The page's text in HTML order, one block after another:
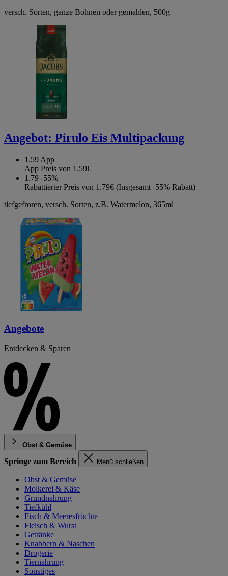
versch. Sorten, ganze Bohnen oder gemahlen, 500g
Angebot: Pirulo Eis Multipackung
1.59 App
App Preis von 1.59€
1.79 -55%
Rabattierter Preis von 1.79€ (Insgesamt -55% Rabatt)
tiefgefroren, versch. Sorten, z.B. Watermelon, 365ml
Angebote
Entdecken & Sparen
Obst & Gemüse
Springe zum Bereich Menü schließen
Obst & Gemüse
Molkerei & Käse
Grundnahrung
Tiefkühl
Fisch & Meeresfrüchte
Fleisch & Wurst
Getränke
Knabbern & Naschen
Drogerie
Tiernahrung
Sonstiges